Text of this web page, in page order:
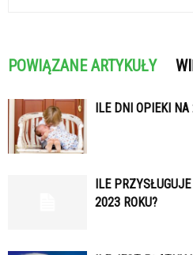
POWIĄZANE ARTYKUŁY
ILE DNI OPIEKI NA
ILE
2023 ROKU?